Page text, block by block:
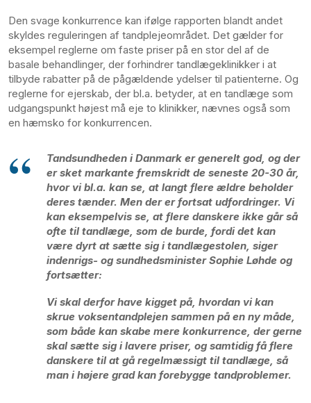
Den svage konkurrence kan ifølge rapporten blandt andet
skyldes reguleringen af tandplejeområdet. Det gælder for
eksempel reglerne om faste priser på en stor del af de
basale behandlinger, der forhindrer tandlægeklinikker i at
tilbyde rabatter på de pågældende ydelser til patienterne. Og
reglerne for ejerskab, der bl.a. betyder, at en tandlæge som
udgangspunkt højest må eje to klinikker, nævnes også som
en hæmsko for konkurrencen.
Tandsundheden i Danmark er generelt god, og der
er sket markante fremskridt de seneste 20-30 år,
hvor vi bl.a. kan se, at langt flere ældre beholder
deres tænder. Men der er fortsat udfordringer. Vi
kan eksempelvis se, at flere danskere ikke går så
ofte til tandlæge, som de burde, fordi det kan
være dyrt at sætte sig i tandlægestolen, siger
indenrigs- og sundhedsminister Sophie Løhde og
fortsætter:
Vi skal derfor have kigget på, hvordan vi kan
skrue voksentandplejen sammen på en ny måde,
som både kan skabe mere konkurrence, der gerne
skal sætte sig i lavere priser, og samtidig få flere
danskere til at gå regelmæssigt til tandlæge, så
man i højere grad kan forebygge tandproblemer.